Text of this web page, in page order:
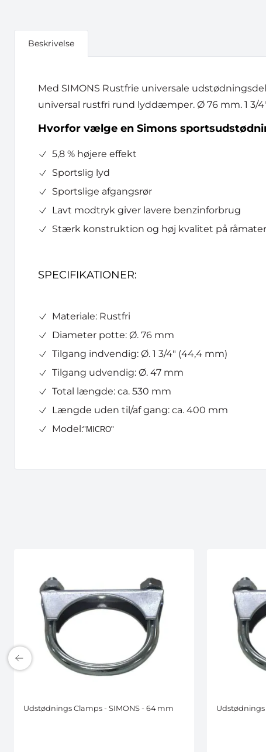
Beskrivelse
Med SIMONS Rustfrie universale
universal rustfri rund lyddæmper. Ø 76 mm. 1
Hvorfor vælge en Simons
5,8 % højere effekt
Sportslig lyd
Sportslige afgangsrør
Lavt modtryk giver lavere benzinforbrug
Stærk konstruktion og høj kvalitet på
SPECIFIKATIONER:
Materiale: Rustfri
Diameter potte: Ø. 76 mm
Tilgang indvendig: Ø. 1 3/4" (44,4 mm)
Tilgang udvendig: Ø. 47 mm
Total længde: ca. 530 mm
Længde uden til/af gang: ca. 400 mm
Model:"MICRO"
Udstødnings Clamps - SIMONS - 64 mm Udstødnings